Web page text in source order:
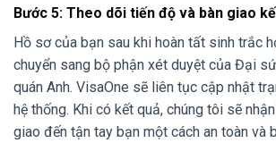
Bước 5: Theo dõi tiến độ và bàn giao
Hồ sơ của bạn sau khi hoàn tất sinh trắc
chuyển sang bộ phận xét duyệt của Đại
quán Anh. VisaOne sẽ liên tục cập nhật
hệ thống. Khi có kết quả, chúng tôi sẽ
giao đến tận tay bạn một cách an toàn và